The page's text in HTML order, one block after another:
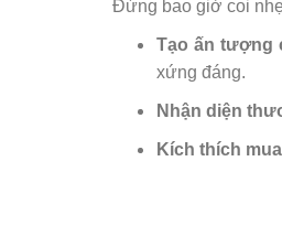
Đừng bao giờ coi
Tạo ấn tượng
xứng đáng.
Nhận diện
Kích thích